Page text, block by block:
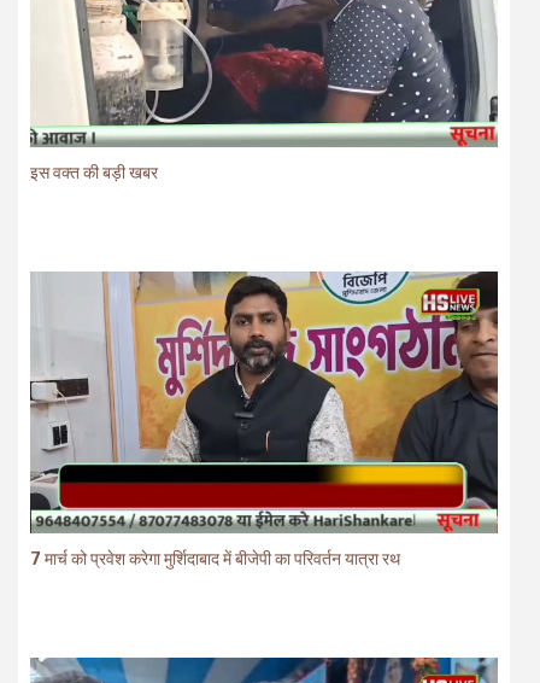
इस वक्त की बड़ी खबर
7 मार्च को प्रवेश करेगा मुर्शिदाबाद में बीजेपी का परिवर्तन यात्रा रथ